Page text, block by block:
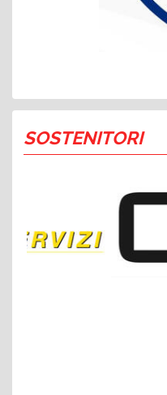
SOSTENITORI